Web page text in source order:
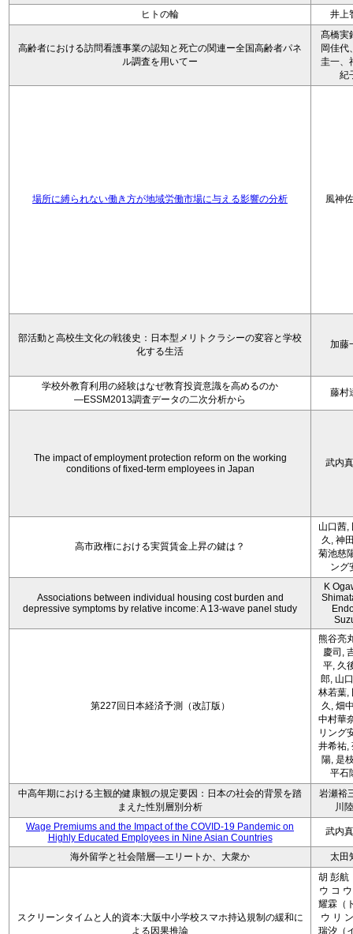
ヒトの輪 井上
高齢者における訪問看護事業の認知と死亡の関連ー全国高齢者パネ
ル調査を用いてー
髙橋実
岡佳代
圭一、
紀
場所に縛られない働き方が地域労働市場に与える影響の分析 風神
部活動と高校生文化の戦後史：日本型メリトクラシーの変容と学校
化する生活
加藤
学校外教育利用の経験はなぜ教育投資意識を高めるのか
―ESSM2013調査データの二次分析から
藤村
The impact of employment protection reform on the working
conditions of fixed-term employees in Japan
武内
高市政権における実質賃金上昇の鍵は？
山口茜,
久, 神
菊池慈
ング
Associations between individual housing cost burden and
depressive symptoms by relative income: A 13-wave panel study
K
第227回日本経済予測（改訂版）
熊谷亮
慶司,
平, 久
郎, 山
林若葉,
久, 畑
中村華
リング
井希祐,
陽, 是
平石
中高年期における主観的健康観の規定要因：日本の社会的背景を踏
まえた性別層別分析
岩瀬裕
川
Wage Premiums and the Impact of the COVID‑19 Pandemic on
Highly Educated Employees in Nine Asian Countries
武内
海外留学と社会階層―エリートか、大衆か 太田
スクリーンタイムと人的資本:大阪中小学校スマホ持込規制の緩和に
よる因果推論
胡 彭航
ウ コ
耀霖（
ウ リ
瑞汐（